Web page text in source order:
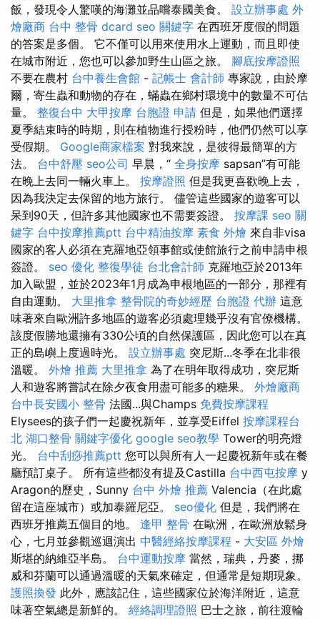
飯，發現令人驚嘆的海灘並品嚐泰國美食。 設立辦事處 外
燴廠商 台中 整骨 dcard seo 關鍵字 在西班牙度假的問題
的答案是多個。 它不僅可以用來使用水上運動，而且即使
在城市附近，您也可以參加野生山區之旅。 腳底按摩證照
不要在農村 台中養生會館 - 記帳士 會計師 專家說，由於摩
爾，寄生蟲和動物的存在，蟎蟲在鄉村環境中的數量不可估
量。 整復台中 大甲按摩 台胞證 申請 但是，如果他們選擇
夏季結束時的時期，則在植物進行授粉時，他們仍然可以享
受假期。 Google商家檔案 對我來說，是彼得最簡單的方
法。 台中舒壓 seo公司 早晨，“ 全身按摩 sapsan”有可能
在晚上去同一輛火車上。 按摩證照 但是我更喜歡晚上去，
因為我決定去保留的地方旅行。 儘管這些國家的遊客可以
呆到90天，但許多其他國家也不需要簽證。 按摩課 seo 關
鍵字 台中按摩推薦ptt 台中精油按摩 素食 外燴 來自非visa
國家的客人必須在克羅地亞領事館或使館旅行之前申請申根
簽證。 seo 優化 整復學徒 台北會計師 克羅地亞於2013年
加入歐盟，並於2023年1月成為申根地區的一部分，那裡有
自由運動。 大里推拿 整骨院的奇妙經歷 台胞證 代辦 這意
味著來自歐洲許多地區的遊客必須處理幾乎沒有官僚機構。
該度假勝地還擁有330公頃的自然保護區，因此您可以在真
正的島嶼上度過時光。 設立辦事處 突尼斯...冬季在北非很
溫暖。 外燴 推薦 大里推拿 為了在明年取得成功，突尼斯
人和遊客將嘗試在除夕夜食用盡可能多的糖果。 外燴廠商
台中長安國小 整骨 法國...與Champs 免費按摩課程
Elysees的孩子們一起慶祝新年，並享受Eiffel 按摩課程台
北 湖口整骨 關鍵字優化 google seo教學 Tower的明亮燈
光。 台中刮痧推薦ptt 您可以與所有人一起慶祝新年或在餐
廳預訂桌子。 所有這些都沒有提及Castilla 台中西屯按摩 y
Aragon的歷史，Sunny 台中 外燴 推薦 Valencia（在此處
留在這座城市）或加泰羅尼亞。 seo優化 但是，我們將在
西班牙推薦五個目的地。 逢甲 整骨 在歐洲，在歐洲放鬆身
心，七月並參觀巡迴演出 中醫經絡按摩課程 - 大安區 外燴
斯堪的納維亞半島。 台中運動按摩 當然，瑞典，丹麥，挪
威和芬蘭可以通過溫暖的天氣來確定，但通常是短期現象。
護照換發 此外，應該記住，這些國家位於海洋附近，這意
味著空氣總是新鮮的。 經絡調理證照 巴士之旅，前往渡輪